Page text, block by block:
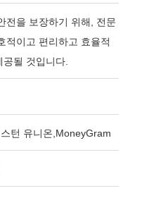
전을 보장하기 위해, 전문
적이고 편리하고 효율적
될 것입니다.
턴 유니온,MoneyGram